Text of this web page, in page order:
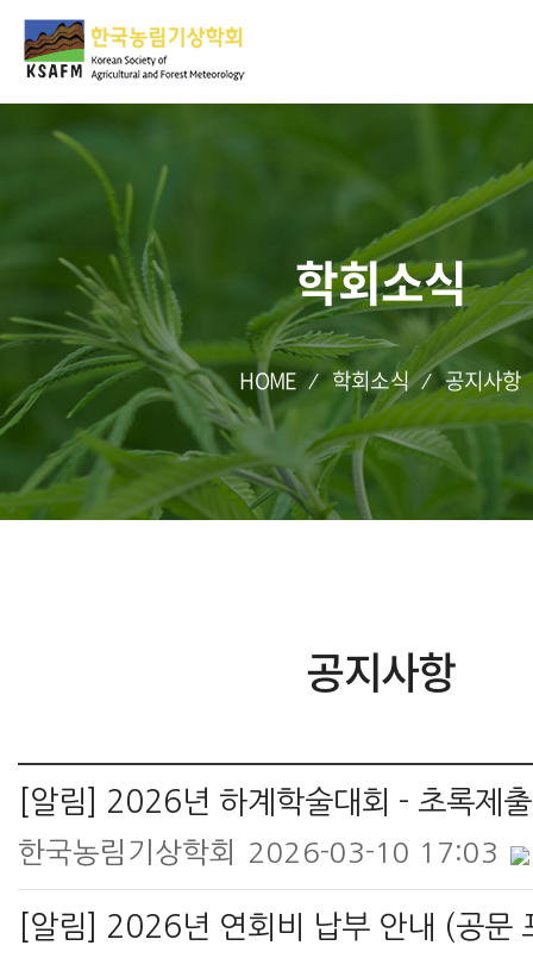
학회소식
HOME 학회소식 공지사항
공지사항
한국농림기상학회 2026-03-10 17:03
[알림] 2026년 연회비 납부 안내 (공문